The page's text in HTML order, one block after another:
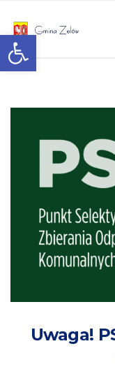
Otwórz
Uwaga!